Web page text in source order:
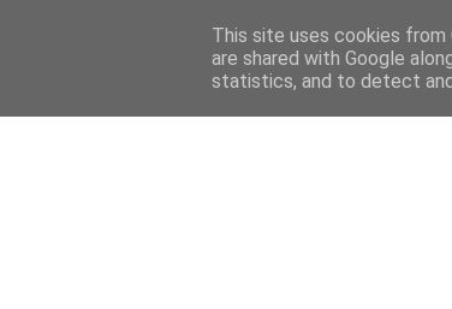
Home Features
This site uses cookies from
are shared with Google
statistics, and to detect